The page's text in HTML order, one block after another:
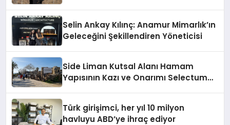
Selin Ankay Kılınç: Anamur Mimarlık’ın
Geleceğini Şekillendiren Yöneticisi
Side Liman Kutsal Alanı Hamam
Yapısının Kazı ve Onarımı Selectum
Türk girişimci, her yıl 10 milyon
havluyu ABD’ye ihraç ediyor